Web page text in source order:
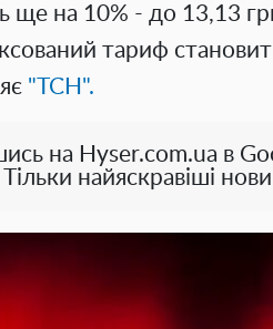
ще на 10% - до 13,13
тариф
"ТСН".
на Hyser.com.ua в
найяскравіші